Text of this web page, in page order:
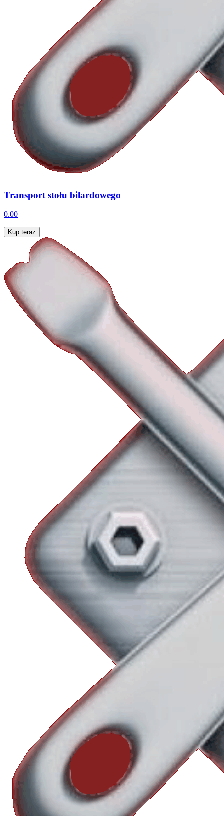
Transport stołu bilardowego
0.00
Kup teraz